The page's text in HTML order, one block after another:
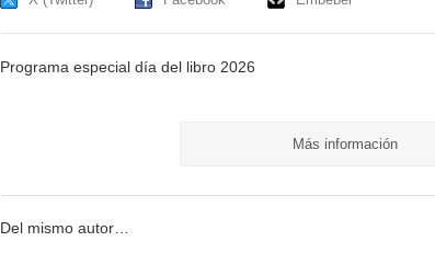
Programa especial día del libro 2026
Más información
Del mismo autor…